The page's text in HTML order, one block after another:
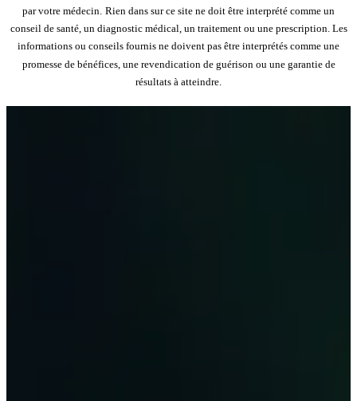
par votre médecin. Rien dans sur ce site ne doit être interprété comme un
conseil de santé, un diagnostic médical, un traitement ou une prescription. Les
informations ou conseils fournis ne doivent pas être interprétés comme une
promesse de bénéfices, une revendication de guérison ou une garantie de
résultats à atteindre.